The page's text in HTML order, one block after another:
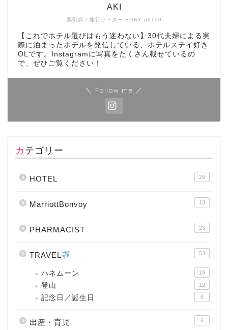
薬剤師 / 旅行ライター SONY α6700
AKI
【これでホテル選びはもう迷わない】30代夫婦による実
際に泊まったホテルを発信している、ホテルステイ好き
OLです。Instagramに写真をたくさん載せているの
で、ぜひご覧ください！
＼ Follow me ／
カテゴリー
HOTEL 29
MarriottBonvoy 13
PHARMACIST 23
TRAVEL 53
ハネムーン 19
登山 12
記念日／誕生日 6
出産・育児 6